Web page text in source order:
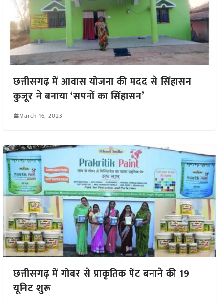
छत्तीसगढ़ में आवास योजना की मदद से सिंहासन
कुजूर ने बनाया ‘सपनों का सिंहासन’
March 16, 2023
छत्तीसगढ़ में गोबर से प्राकृतिक पेंट बनाने की 19
यूनिट शुरू